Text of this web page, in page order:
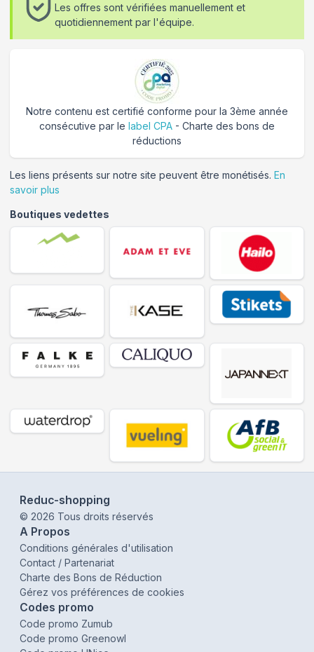
Les offres sont vérifiées manuellement et
quotidiennement par l'équipe.
Notre contenu est certifié conforme pour la 3ème année
consécutive par le label CPA - Charte des bons de
réductions
Les liens présents sur notre site peuvent être monétisés. En
savoir plus
Boutiques vedettes
Reduc-shopping
© 2026 Tous droits réservés
A Propos
Conditions générales d'utilisation
Contact / Partenariat
Charte des Bons de Réduction
Gérez vos préférences de cookies
Codes promo
Code promo Zumub
Code promo Greenowl